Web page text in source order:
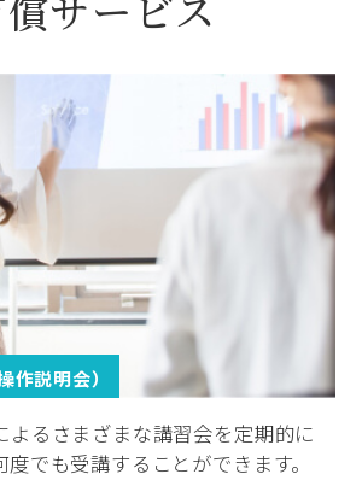
操作説明会）
よるさまざまな講習会を定期的に
でも受講することができます。